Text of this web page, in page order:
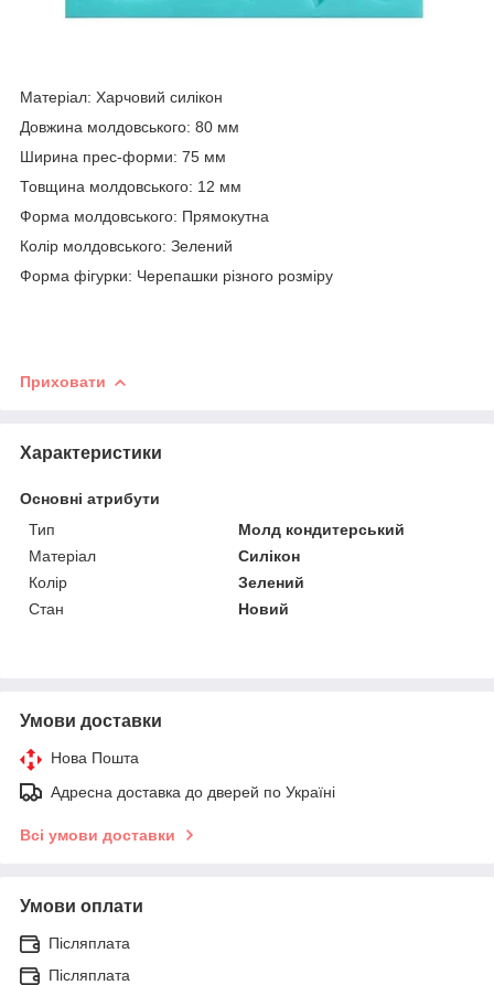
Матеріал: Харчовий силікон
Довжина молдовського: 80 мм
Ширина прес-форми: 75 мм
Товщина молдовського: 12 мм
Форма молдовського: Прямокутна
Колір молдовського: Зелений
Форма фігурки: Черепашки різного розміру
Приховати
Характеристики
Основні атрибути
Тип
Молд кондитерський
Матеріал
Силікон
Колір
Зелений
Стан
Новий
Умови доставки
Нова Пошта
Адресна доставка до дверей по Україні
Всі умови доставки
Умови оплати
Післяплата
Післяплата